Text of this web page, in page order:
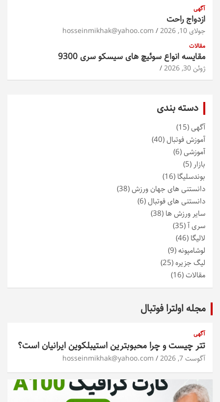
آگهی
ازدواج راحت
جولای 10, 2026 hosseinmikhak@yahoo.com
مقالات
مقایسه انواع سوئیچ های سیسکو سری 9300
ژوئن 30, 2026
دسته بندی
آگهی(15)
آموزش فوتبال(40)
آموزشی(6)
بازار (5)
بوندسلیگا (16)
دانستنی های جهان ورزش(38)
دانستنی های فوتبال(6)
سایر ورزش ها (38)
سری آ(35)
لالیگا (46)
لوشامپونه(9)
لیگ جزیره(25)
مقالات(16)
مجله اولترا فوتبال
آگهی
تتر چیست و چرا محبوبترین استیبلکوین ایرانیان است؟
آگوست 7, 2026 hosseinmikhak@yahoo.com